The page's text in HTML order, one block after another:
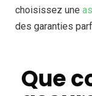
choisissez une
des garanties
Que